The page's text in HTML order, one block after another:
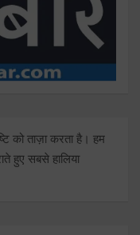
को ताज़ा करता है। हम
हुए सबसे हालिया